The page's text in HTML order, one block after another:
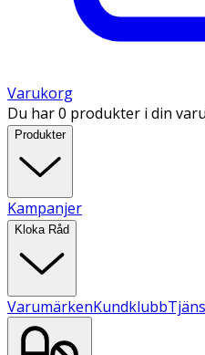
Varukorg
Du har 0 produkter i din
Produkter
Kampanjer
Kloka Råd
VarumärkenKundklubb